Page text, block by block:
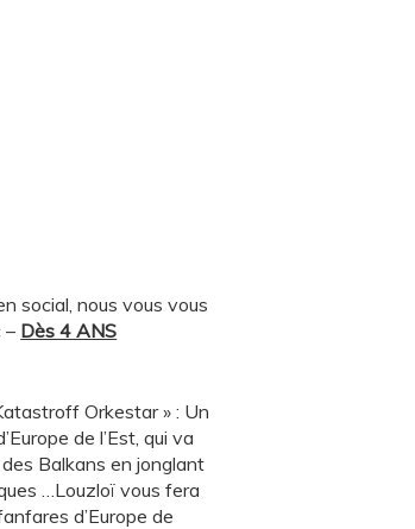
social, nous vous vous
– Dès 4 ANS
Orkestar » : Un
de l’Est, qui va
Balkans en jonglant
…Louzloï vous fera
d’Europe de